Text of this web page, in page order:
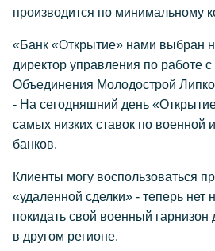
производится по минимальному
«Банк «Открытие» нами выбран
директор управления по работе
Объединения Молодострой
- На сегодняшний день
самых низких ставок по военной
банков.
Клиенты могу воспользоваться
«удаленной сделки» - теперь нет
покидать свой военный гарнизон
в другом регионе.